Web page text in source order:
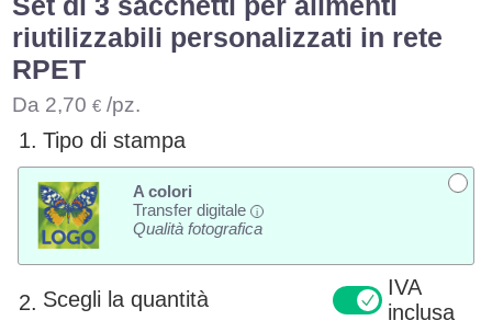
riutilizzabili personalizzati in rete
RPET
Da 2,70 € /pz.
1. Tipo di stampa
A colori
Transfer digitale
i
Qualità fotografica
2. Scegli la quantità
IVA
inclusa